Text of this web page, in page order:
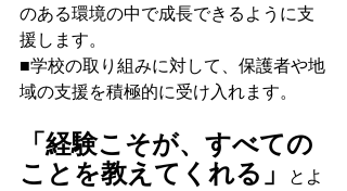
のある環境の中で成長できるように支
援します。
■学校の取り組みに対して、保護者や地
域の支援を積極的に受け入れます。
「経験こそが、すべての
ことを教えてくれる」
とよ